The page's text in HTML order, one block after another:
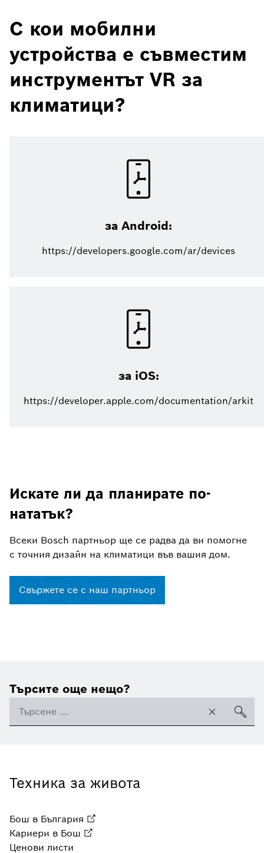
С кои мобилни
устройства е съвместим
инструментът VR за
климатици?
за Android:
https://developers.google.com/ar/devices
за iOS:
https://developer.apple.com/documentation/arkit
Искате ли да планирате по-
нататък?
Всеки Bosch партньор ще се радва да ви помогне
с точния дизайн на климатици във вашия дом.
Свържете се с наш партньор
Търсите още нещо?
Техника за живота
Бош в България
Кариери в Бош
Ценови листи